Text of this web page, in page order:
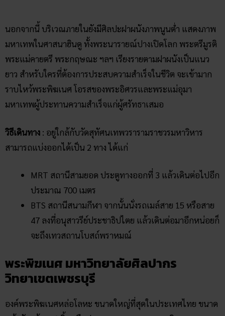
ประมาณ 700 เมตร
BTS สถานีสนามกีฬา จากนั้นนั่งรถเมล์สาย 15 หรือสาย
47 ลงที่อนุสาวรีย์ประชาธิปไตย แล้วเดินต่อมาอีกหน่อยก็
จะถึงเทวสถานโบสถ์พราหมณ์
พระพิฆเนศ มหาวิทยาลัยศิลปากร
วิทยาเขตเพชรบุรี
องค์พระพิฆเนศหล่อโลหะ ขนาดใหญ่ที่สุดในประเทศไทย ขนาด
หน้าตักกว้าง 96 นิ้ว หรือประมาณ 2 เมตร 45 เซนติเมตร
มหาวิทยาลัยศิลปากร วิทยาเขตสารเทศเพชรบุรี สร้างขึ้นเพื่อ
เป็นศูนย์รวมจิตใจและเป็นสิริมงคลแก่นักศึกษา และบุคลากร
และเป็นส่วนหนึ่งในกิจกรรมเฉลิมพระเกียรติในโอกาสพระบาท
สมเด็จพระเจ้าอยู่หัว รัชกาลที่ 9 ทรงครองสิริราชสมบัติครบ 60 ปี
ในปีพ.ศ.2549